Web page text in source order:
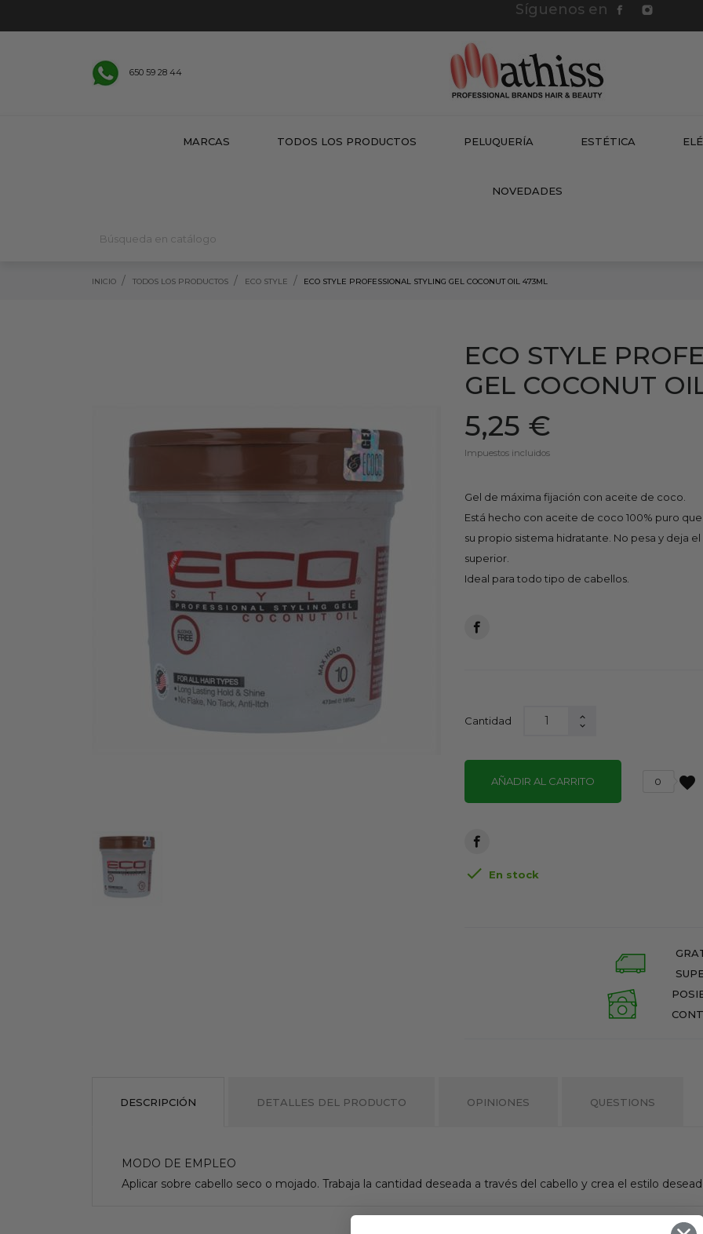
Síguenos en
650 59 28 44
MARCAS TODOS LOS PRODUCTOS PELUQUERÍA ESTÉTICA
NOVEDADES
INICIO TODOS LOS PRODUCTOS ECO STYLE ECO STYLE PROFESSIONAL STYLING GEL COCONUT OIL 473ML
ECO STYLE
GEL COCONUT
5,25 €
Impuestos incluidos
Gel de máxima fijación con aceite de coco.
Está hecho con aceite de coco 100% puro
su propio sistema hidratante. No pesa y deja
superior.
Ideal para todo tipo de cabellos.
Cantidad
AÑADIR AL CARRITO favorite
0
 En stock
DESCRIPCIÓN DETALLES DEL PRODUCTO OPINIONES QUESTIONS
MODO DE EMPLEO
Aplicar sobre cabello seco o mojado. Trabaja la cantidad deseada a través del cabello y crea el estilo